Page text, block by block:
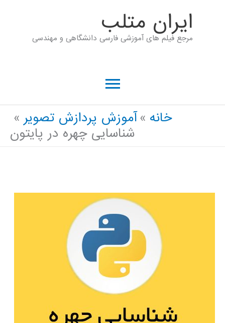
ايران متلب
مرجع فیلم های آموزشی فارسی دانشگاهی و مهندسی
فهرست
اصلی
خانه
آموزش پردازش تصویر
شناسایی چهره در پایتون